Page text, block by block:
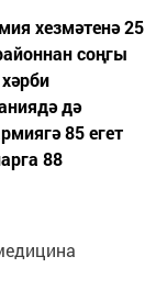
хезмәтенә 25
соңгы
дә
85 егет
88